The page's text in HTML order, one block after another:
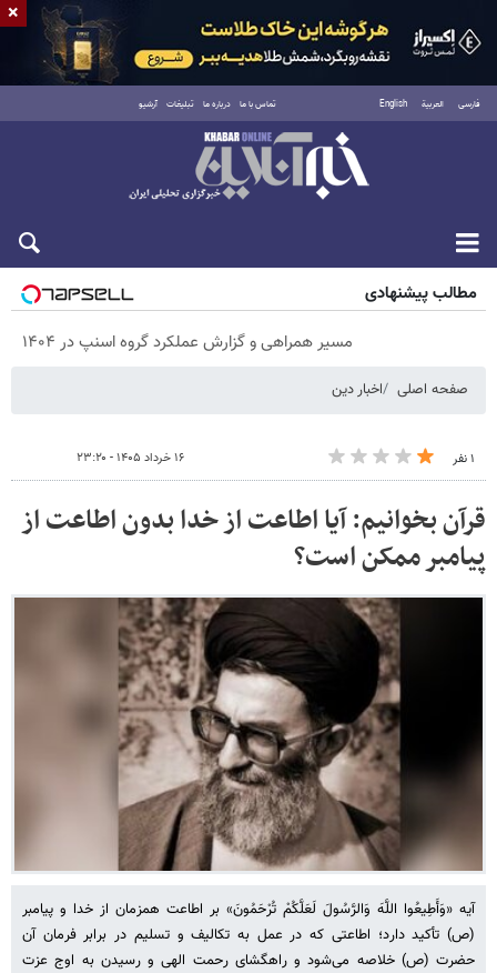
فارسی العربية English تماس با ما درباره ما تبلیغات آرشیو
پنجشنبه ۱۵ مرداد ۱۴۰۵
مطالب پیشنهادی
مسیر همراهی و گزارش عملکرد گروه اسنپ در ۱۴۰۴
صفحه اصلی اخبار دین
۱ نفر ۱۶ خرداد ۱۴۰۵ - ۲۳:۲۰
قرآن بخوانیم: آیا اطاعت از خدا بدون اطاعت از
پیامبر ممکن است؟
آیه «وَأَطِیعُوا اللَّهَ وَالرَّسُولَ لَعَلَّکُمْ تُرْحَمُونَ» بر اطاعت همزمان از خدا و پیامبر
(ص) تأکید دارد؛ اطاعتی که در عمل به تکالیف و تسلیم در برابر فرمان آن
حضرت (ص) خلاصه می‌شود و راهگشای رحمت الهی و رسیدن به اوج عزت
×